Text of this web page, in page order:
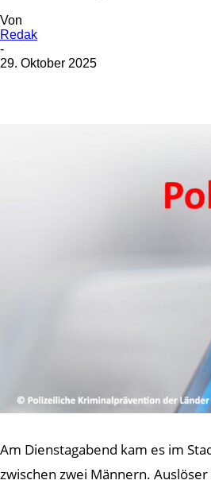
Von
Redak
-
29. Oktober 2025
Am Dienstagabend kam es im
zwischen zwei Männern.